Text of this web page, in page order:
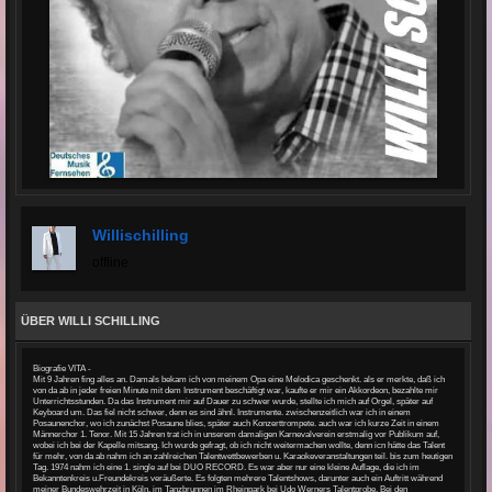
Willischilling
ÜBER WILLI SCHILLING
Biografie VITA -
Mit 9 Jahren fing alles an. Damals bekam ich von meinem Opa eine Melodica geschenkt. als er merkte, daß ich
von da ab in jeder freien Minute mit dem Instrument beschäftigt war, kaufte er mir ein Akkordeon, bezahlte mir
Unterrichtsstunden. Da das Instrument mir auf Dauer zu schwer wurde, stellte ich mich auf Orgel, später auf
Keyboard um. Das fiel nicht schwer, denn es sind ähnl. Instrumente. zwischenzeitlich war ich in einem
Posaunenchor, wo ich zunächst Posaune blies, später auch Konzerttrompete. auch war ich kurze Zeit in einem
Männerchor 1. Tenor. Mit 15 Jahren trat ich in unserem damaligen Karnevalverein erstmalig vor Publikum auf,
wobei ich bei der Kapelle mitsang. Ich wurde gefragt, ob ich nicht weitermachen wollte, denn icn hätte das Talent
für mehr, von da ab nahm ich an zahlreichen Talentwettbewerben u. Karaokeveranstaltungen teil. bis zum heutigen
Tag. 1974 nahm ich eine 1. single auf bei DUO RECORD. Es war aber nur eine kleine Auflage, die ich im
Bekanntenkreis u.Freundekreis veräußerte. Es folgten mehrere Talentshows, darunter auch ein Auftritt während
meiner Bundeswehrzeit in Köln, im Tanzbrunnen im Rheinpark bei Udo Werners Talentprobe. Bei den